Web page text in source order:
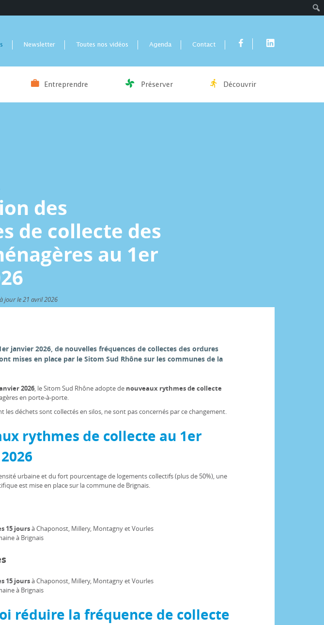
Newsletter Toutes nos vidéos Agenda Contact
Entreprendre Préserver Découvrir
des
de collecte des
au 1er
jour le 21 avril 2026
janvier 2026, de nouvelles fréquences de collectes des ordures
mises en place par le Sitom Sud Rhône sur les communes de la
2026, le Sitom Sud Rhône adopte de nouveaux rythmes de collecte
en porte-à-porte.
les déchets sont collectés en silos, ne sont pas concernés par ce changement.
rythmes de collecte au 1er
urbaine et du fort pourcentage de logements collectifs (plus de 50%), une
est mise en place sur la commune de Brignais.
15 joursà Chaponost, Millery, Montagny et Vourles
à Brignais
15 joursà Chaponost, Millery, Montagny et Vourles
à Brignais
réduire la fréquence de collecte